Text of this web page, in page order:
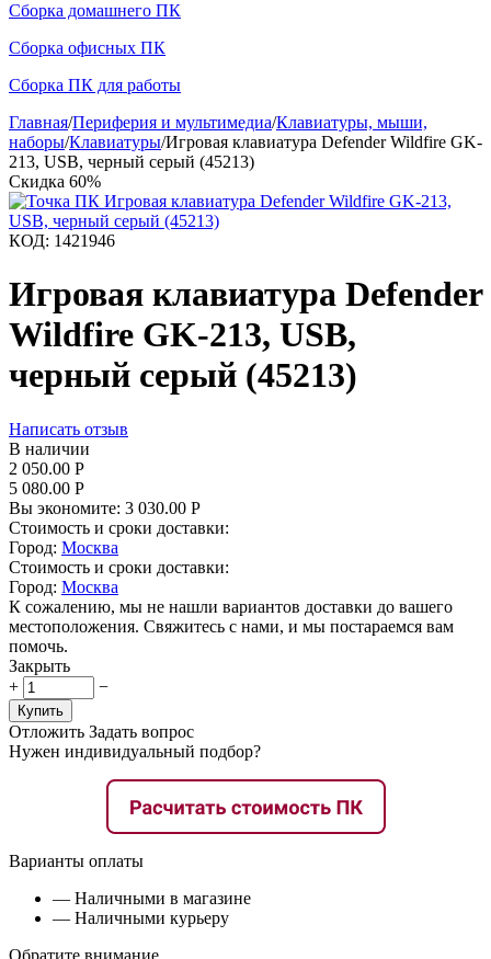
Сборка домашнего ПК
Сборка офисных ПК
Сборка ПК для работы
Главная/Периферия и мультимедиа/Клавиатуры, мыши,
наборы/Клавиатуры/Игровая клавиатура Defender Wildfire GK-
213, USB, черный серый (45213)
Скидка 60%
КОД: 1421946
Игровая клавиатура Defender
Wildfire GK-213, USB,
черный серый (45213)
Написать отзыв
В наличии
2 050.00 Р
5 080.00 Р
Вы экономите: 3 030.00 Р
Стоимость и сроки доставки:
Город: Москва
Стоимость и сроки доставки:
Город: Москва
К сожалению, мы не нашли вариантов доставки до вашего
местоположения. Свяжитесь с нами, и мы постараемся вам
помочь.
Закрыть
+
−
Купить
Отложить Задать вопрос
Нужен индивидуальный подбор?
Варианты оплаты
— Наличными в магазине
— Наличными курьеру
Обратите внимание